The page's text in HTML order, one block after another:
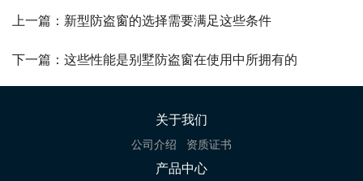
上一篇：新型防盗窗的选择需要满足这些条件
下一篇：这些性能是别墅防盗窗在使用中所拥有的
关于我们
公司介绍 资质证书
产品中心